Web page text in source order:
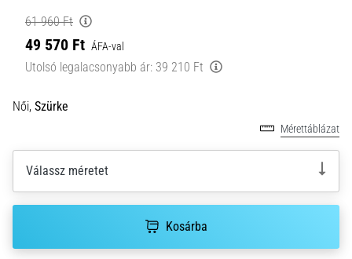
ingafutás
sebességet,
és
irányváltási
képességet
61 960 Ft
49 570 Ft ÁFA-val
Utolsó legalacsonyabb ár: 39 210 Ft
Női, Szürke
Mérettáblázat
Válassz méretet
Kosárba